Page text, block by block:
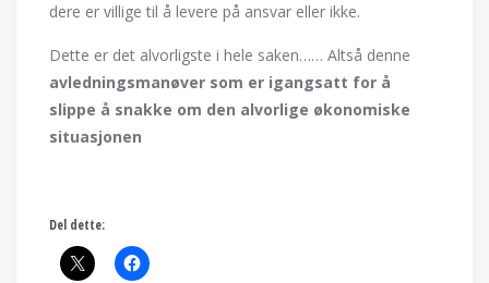
dere er villige til å levere på ansvar eller ikke.
Dette er det alvorligste i hele saken…… Altså denne
avledningsmanøver som er igangsatt for å
slippe å snakke om den alvorlige økonomiske
situasjonen
Del dette: